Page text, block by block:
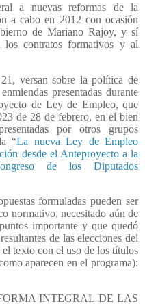
a nuevas reformas de la
a cabo en 2012 con ocasión
de Mariano Rajoy, y sí
los contratos formativos y al
versan sobre la política de
presentadas durante
de Ley de Empleo, que
de 28 de febrero, en el bien
por otros grupos
“La nueva Ley de Empleo
desde el Anteproyecto a la
de los Diputados
formuladas pueden ser
normativo, necesitado aún de
importante y que quedó
de las elecciones del
texto con el uso de los títulos
aparecen en el programa):
INTEGRAL DE LAS